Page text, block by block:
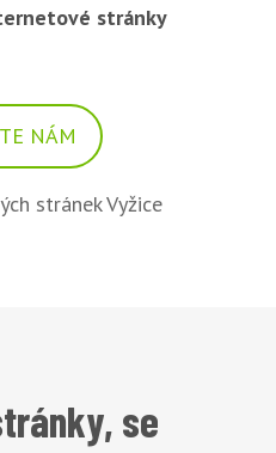
stránky
NÁM
se